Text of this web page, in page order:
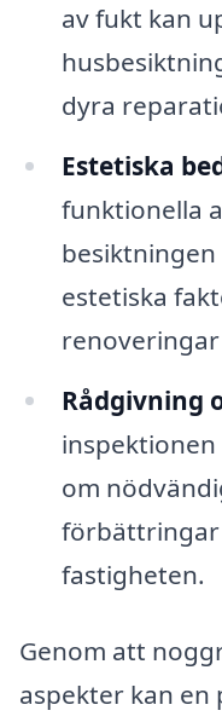
av fukt kan
dyra
Estetiska
funktionella
besiktningen
estetiska
Rådgivning
om
förbättringar
fastigheten.
Genom att
aspekter kan en